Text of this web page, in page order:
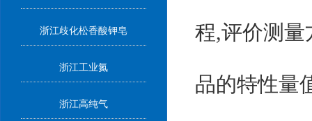
浙江歧化松香酸钾皂
浙江工业氮
浙江高纯气
程,评价测量
品的特性量